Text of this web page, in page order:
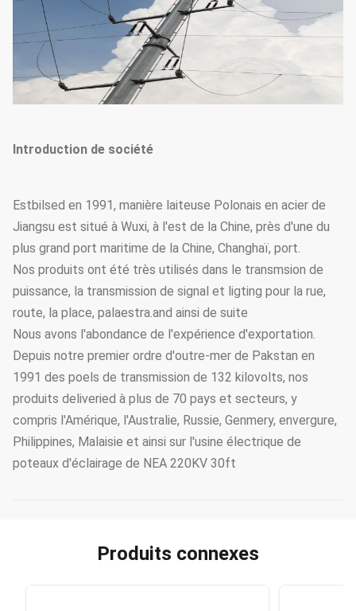
Introduction de société
Estbilsed en 1991, manière laiteuse Polonais en acier de
Jiangsu est situé à Wuxi, à l'est de la Chine, près d'une du
plus grand port maritime de la Chine, Changhaï, port.
Nos produits ont été très utilisés dans le transmsion de
puissance, la transmission de signal et ligting pour la rue,
route, la place, palaestra.and ainsi de suite
Nous avons l'abondance de l'expérience d'exportation.
Depuis notre premier ordre d'outre-mer de Pakstan en
1991 des poels de transmission de 132 kilovolts, nos
produits deliveried à plus de 70 pays et secteurs, y
compris l'Amérique, l'Australie, Russie, Genmery, envergure,
Philippines, Malaisie et ainsi sur l'usine électrique de
poteaux d'éclairage de NEA 220KV 30ft
Produits connexes